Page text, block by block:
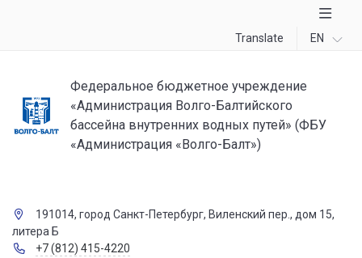
Translate EN
Федеральное бюджетное учреждение
«Администрация Волго-Балтийского
бассейна внутренних водных путей» (ФБУ
«Администрация «Волго-Балт»)
191014, город Санкт-Петербург, Виленский пер., дом 15,
литера Б
+7 (812) 415-4220